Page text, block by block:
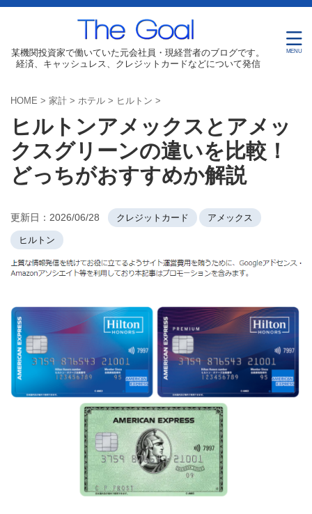
某機関投資家で働いていた元会社員・現経営者のブログです。
経済、キャッシュレス、クレジットカードなどについて発信
HOME > 家計 > ホテル > ヒルトン >
ヒルトンアメックスとアメッ
クスグリーンの違いを比較！
どっちがおすすめか解説
更新日： 2026/06/28 クレジットカード アメックス
ヒルトン